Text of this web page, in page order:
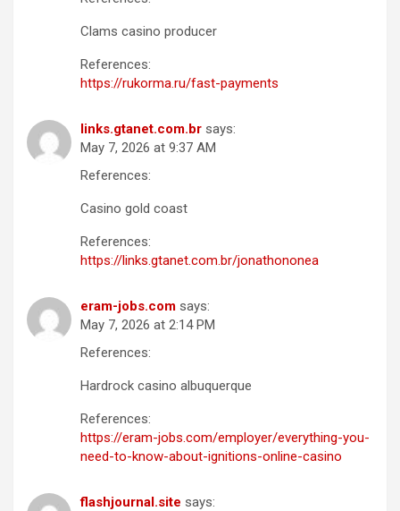
Clams casino producer
References:
https://rukorma.ru/fast-payments
links.gtanet.com.br says:
May 7, 2026 at 9:37 AM
References:
Casino gold coast
References:
https://links.gtanet.com.br/jonathononea
eram-jobs.com says:
May 7, 2026 at 2:14 PM
References:
Hardrock casino albuquerque
References:
https://eram-jobs.com/employer/everything-you-
need-to-know-about-ignitions-online-casino
flashjournal.site says: